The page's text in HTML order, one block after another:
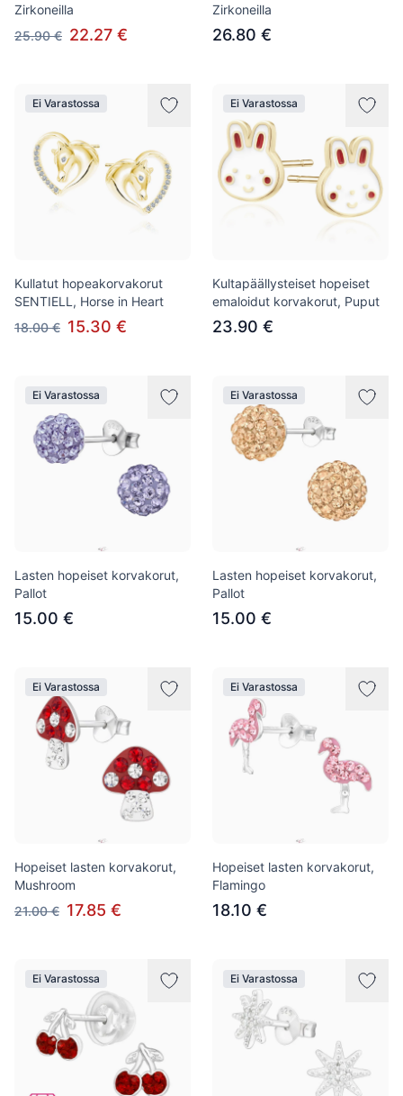
Zirkoneilla
25.90 € 22.27 €
Zirkoneilla
26.80 €
Ei Varastossa
Kullatut hopeakorvakorut
SENTIELL, Horse in Heart
18.00 € 15.30 €
Ei Varastossa
Kultapäällysteiset hopeiset
emaloidut korvakorut, Puput
23.90 €
Ei Varastossa
Lasten hopeiset korvakorut,
Pallot
15.00 €
Ei Varastossa
Lasten hopeiset korvakorut,
Pallot
15.00 €
Ei Varastossa
Hopeiset lasten korvakorut,
Mushroom
21.00 € 17.85 €
Ei Varastossa
Hopeiset lasten korvakorut,
Flamingo
18.10 €
Ei Varastossa Ei Varastossa